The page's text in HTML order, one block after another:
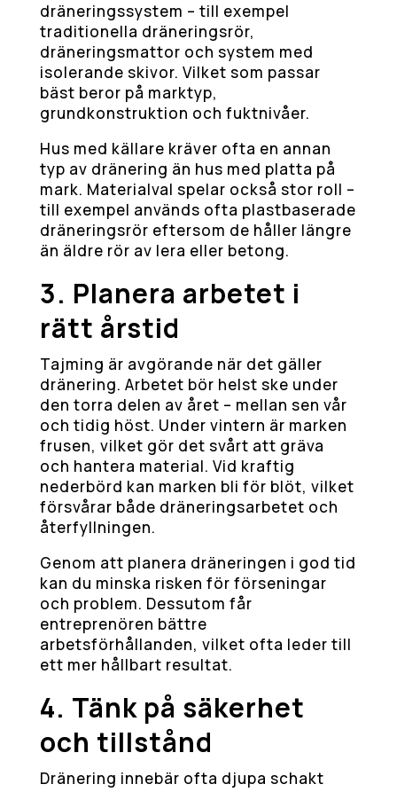
dräneringssystem – till exempel
traditionella dräneringsrör,
dräneringsmattor och system med
isolerande skivor. Vilket som passar
bäst beror på marktyp,
grundkonstruktion och fuktnivåer.
Hus med källare kräver ofta en annan
typ av dränering än hus med platta på
mark. Materialval spelar också stor roll –
till exempel används ofta plastbaserade
dräneringsrör eftersom de håller längre
än äldre rör av lera eller betong.
3. Planera arbetet i
rätt årstid
Tajming är avgörande när det gäller
dränering. Arbetet bör helst ske under
den torra delen av året – mellan sen vår
och tidig höst. Under vintern är marken
frusen, vilket gör det svårt att gräva
och hantera material. Vid kraftig
nederbörd kan marken bli för blöt, vilket
försvårar både dräneringsarbetet och
återfyllningen.
Genom att planera dräneringen i god tid
kan du minska risken för förseningar
och problem. Dessutom får
entreprenören bättre
arbetsförhållanden, vilket ofta leder till
ett mer hållbart resultat.
4. Tänk på säkerhet
och tillstånd
Dränering innebär ofta djupa schakt